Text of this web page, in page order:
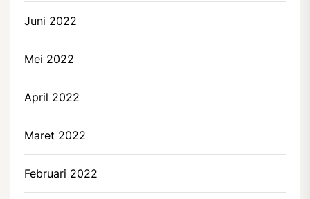
Juni 2022
Mei 2022
April 2022
Maret 2022
Februari 2022